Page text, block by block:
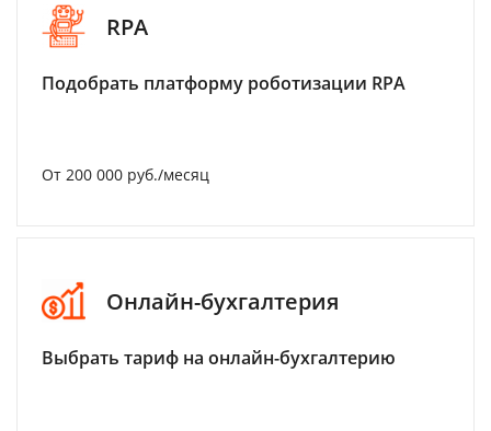
RPA
Подобрать платформу роботизации RPA
От 200 000 руб./месяц
Онлайн-бухгалтерия
Выбрать тариф на онлайн-бухгалтерию